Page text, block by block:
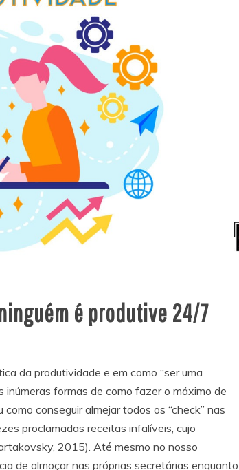
é produtive 24/7
da produtividade e em como “ser uma
inúmeras formas de como fazer o máximo de
conseguir almejar todos os “check” nas
proclamadas receitas infalíveis, cujo
2015). Até mesmo no nosso
de almoçar nas próprias secretárias enquanto